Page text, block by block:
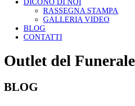
DICONO DI NOI
RASSEGNA STAMPA
GALLERIA VIDEO
BLOG
CONTATTI
Outlet del Funerale
BLOG